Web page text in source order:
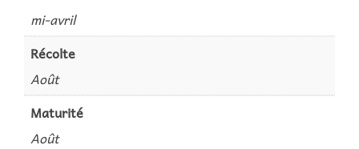
mi-avril
Récolte
Août
Maturité
Août